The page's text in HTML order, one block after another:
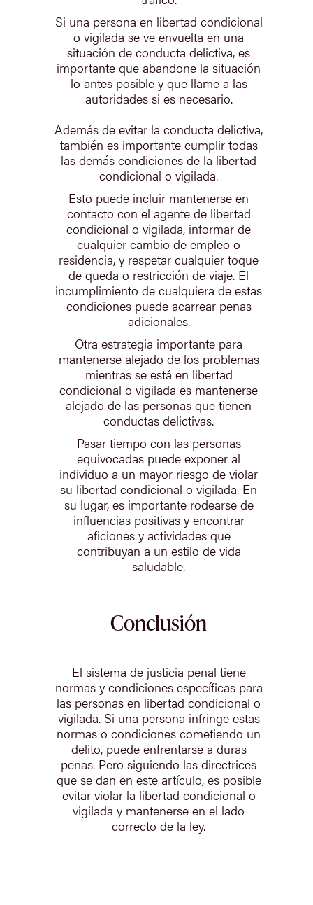
Si una persona en libertad condicional
o vigilada se ve envuelta en una
situación de conducta delictiva, es
importante que abandone la situación
lo antes posible y que llame a las
autoridades si es necesario.
Además de evitar la conducta delictiva,
también es importante cumplir todas
las demás condiciones de la libertad
condicional o vigilada.
Esto puede incluir mantenerse en
contacto con el agente de libertad
condicional o vigilada, informar de
cualquier cambio de empleo o
residencia, y respetar cualquier toque
de queda o restricción de viaje. El
incumplimiento de cualquiera de estas
condiciones puede acarrear penas
adicionales.
Otra estrategia importante para
mantenerse alejado de los problemas
mientras se está en libertad
condicional o vigilada es mantenerse
alejado de las personas que tienen
conductas delictivas.
Pasar tiempo con las personas
equivocadas puede exponer al
individuo a un mayor riesgo de violar
su libertad condicional o vigilada. En
su lugar, es importante rodearse de
influencias positivas y encontrar
aficiones y actividades que
contribuyan a un estilo de vida
saludable.
Conclusión
El sistema de justicia penal tiene
normas y condiciones específicas para
las personas en libertad condicional o
vigilada. Si una persona infringe estas
normas o condiciones cometiendo un
delito, puede enfrentarse a duras
penas. Pero siguiendo las directrices
que se dan en este artículo, es posible
evitar violar la libertad condicional o
vigilada y mantenerse en el lado
correcto de la ley.